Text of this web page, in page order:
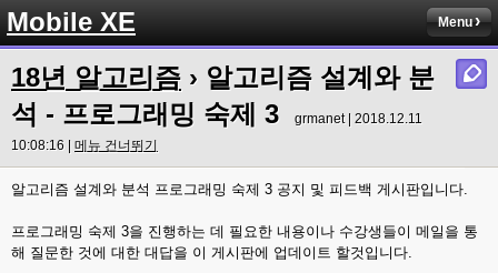
Mobile XE Menu
18년 알고리즘 › 알고리즘 설계와 분
석 - 프로그래밍 숙제 3
grmanet | 2018.12.11
10:08:16 | 메뉴 건너뛰기
알고리즘 설계와 분석 프로그래밍 숙제 3 공지 및 피드백 게시판입니다.
프로그래밍 숙제 3을 진행하는 데 필요한 내용이나 수강생들이 메일을 통
해 질문한 것에 대한 대답을 이 게시판에 업데이트 할것입니다.